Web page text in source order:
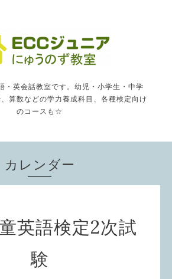
・英会話教室です。幼児・小学生・中学
算数などの学力養成科目、各種検定向け
のコースも☆
カレンダー
英語検定2次試
験